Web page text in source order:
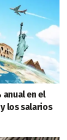
en el
los salarios